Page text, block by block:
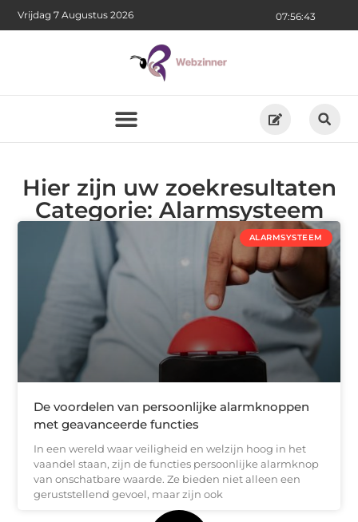
07:56:44
Vrijdag 7 Augustus 2026
Hier zijn uw zoekresultaten
Categorie: Alarmsysteem
ALARMSYSTEEM
De voordelen van persoonlijke alarmknoppen
met geavanceerde functies
In een wereld waar veiligheid en welzijn hoog in het
vaandel staan, zijn de functies persoonlijke alarmknop
van onschatbare waarde. Ze bieden niet alleen een
geruststellend gevoel, maar zijn ook